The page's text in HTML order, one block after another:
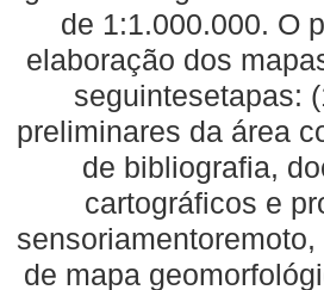
de 1:1.000.000. O
elaboração dos
seguintesetapas:
preliminares da área
de bibliografia,
cartográficos e
de mapa